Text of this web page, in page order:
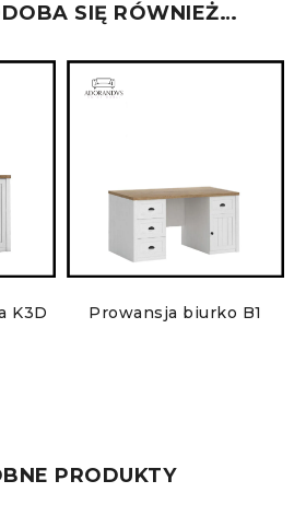
SIĘ RÓWNIEŻ…
K3D Prowansja biurko B1
PRODUKTY